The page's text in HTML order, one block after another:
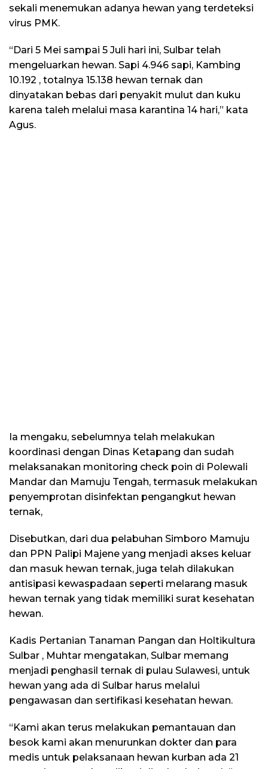
sekali menemukan adanya hewan yang terdeteksi
virus PMK.
“Dari 5 Mei sampai 5 Juli hari ini, Sulbar telah
mengeluarkan hewan. Sapi 4.946 sapi, Kambing
10.192 , totalnya 15.138 hewan ternak dan
dinyatakan bebas dari penyakit mulut dan kuku
karena taleh melalui masa karantina 14 hari,” kata
Agus.
Ia mengaku, sebelumnya telah melakukan
koordinasi dengan Dinas Ketapang dan sudah
melaksanakan monitoring check poin di Polewali
Mandar dan Mamuju Tengah, termasuk melakukan
penyemprotan disinfektan pengangkut hewan
ternak,
Disebutkan, dari dua pelabuhan Simboro Mamuju
dan PPN Palipi Majene yang menjadi akses keluar
dan masuk hewan ternak, juga telah dilakukan
antisipasi kewaspadaan seperti melarang masuk
hewan ternak yang tidak memiliki surat kesehatan
hewan.
Kadis Pertanian Tanaman Pangan dan Holtikultura
Sulbar , Muhtar mengatakan, Sulbar memang
menjadi penghasil ternak di pulau Sulawesi, untuk
hewan yang ada di Sulbar harus melalui
pengawasan dan sertifikasi kesehatan hewan.
“Kami akan terus melakukan pemantauan dan
besok kami akan menurunkan dokter dan para
medis untuk pelaksanaan hewan kurban ada 21